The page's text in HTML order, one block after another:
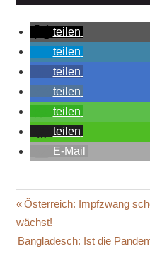
teilen
teilen
teilen
teilen
teilen
teilen
E-Mail
BOTSWANA
LEICHTER
Vorheriger
Beitrag:
Österreich: Impfzwang
wächst!
Nächster
Bangladesch: Ist die